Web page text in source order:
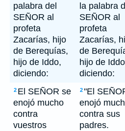
palabra del
SEÑOR al
profeta
Zacarías, hijo
de Berequías,
hijo de Iddo,
diciendo:
la palabra
SEÑOR al
profeta
Zacarías,
de
hijo de
diciendo:
2 El SEÑOR se
enojó mucho
contra
vuestros
2"El
enojó
contra sus
padres.